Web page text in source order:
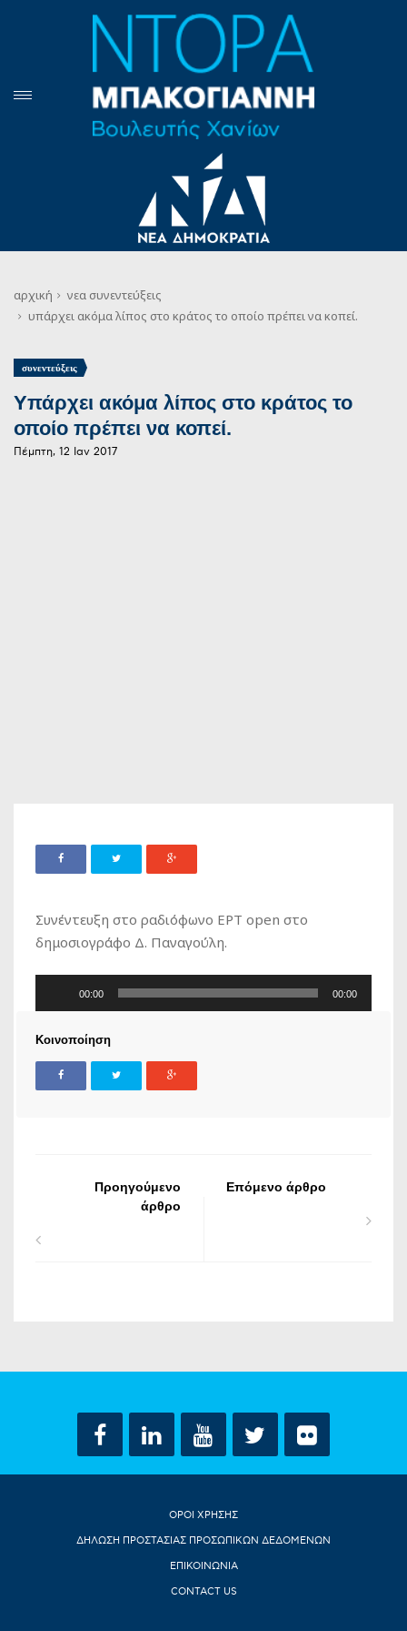
αρχική νεα συνεντεύξεις
υπάρχει ακόμα λίπος στο κράτος το οποίο πρέπει να κοπεί.
συνεντεύξεις
Υπάρχει ακόμα λίπος στο κράτος το
οποίο πρέπει να κοπεί.
Πέμπτη, 12 Ιαν 2017
Συνέντευξη στο ραδιόφωνο ΕΡΤ open στο
δημοσιογράφο Δ. Παναγούλη.
00:00 00:00
Κοινοποίηση
Προηγούμενο
άρθρο
Επόμενο άρθρο
ΟΡΟΙ ΧΡΗΣΗΣ
ΔΗΛΩΣΗ ΠΡΟΣΤΑΣΙΑΣ ΠΡΟΣΩΠΙΚΩΝ ΔΕΔΟΜΕΝΩΝ
ΕΠΙΚΟΙΝΩΝΙΑ
CONTACT US